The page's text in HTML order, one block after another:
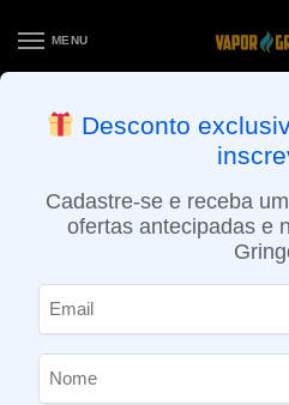
MENU
ENTREGA NO MESMO DIA EM
APROVADOS ATÉ
Desconto
Cadastre-se e receba
ofertas antecipadas e